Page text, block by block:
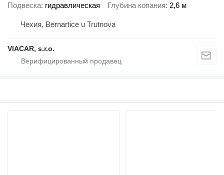
Подвеска гидравлическая Глубина копания 2,6 м
Чехия, Bernartice u Trutnova
VIACAR, s.r.o.